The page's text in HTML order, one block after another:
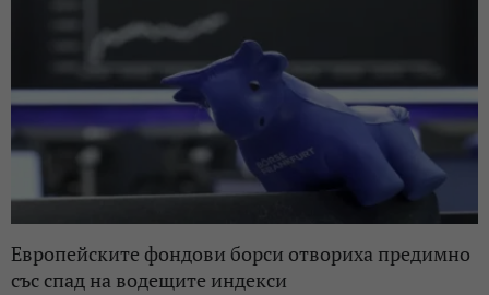
Европейските фондови борси отвориха предимно
със спад на водещите индекси